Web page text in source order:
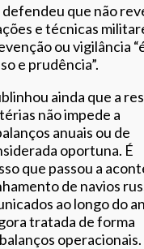
que não
e técnicas
ou vigilância
e prudência”.
ainda que a
não impede a
anuais ou de
oportuna. É
que passou a
de navios
ao longo do
tratada de forma
operacionais.